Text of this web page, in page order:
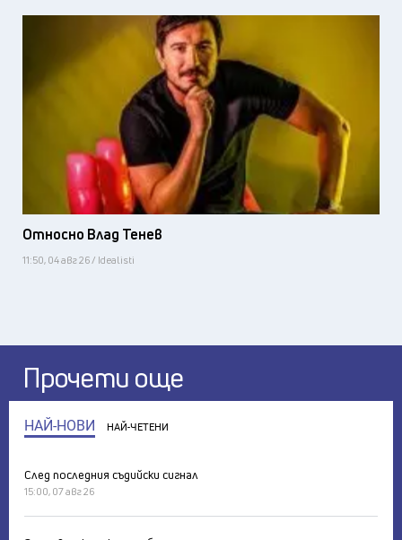
Относно Влад Тенев
11:50, 04 авг 26 / Idealisti
Прочети още
НАЙ-НОВИ НАЙ-ЧЕТЕНИ
След последния съдийски сигнал
15:00, 07 авг 26